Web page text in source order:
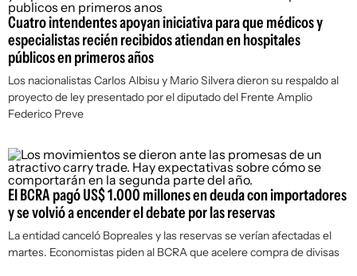
Cuatro intendentes apoyan iniciativa para que médicos y
especialistas recién recibidos atiendan en hospitales
públicos en primeros años
Los nacionalistas Carlos Albisu y Mario Silvera dieron su respaldo al
proyecto de ley presentado por el diputado del Frente Amplio
Federico Preve
El BCRA pagó US$ 1.000 millones en deuda con importadores
y se volvió a encender el debate por las reservas
La entidad canceló Bopreales y las reservas se verían afectadas el
martes. Economistas piden al BCRA que acelere compra de divisas